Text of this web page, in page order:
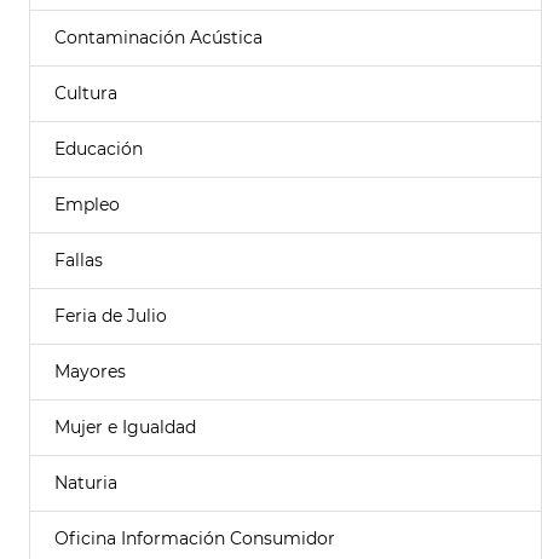
Contaminación Acústica
Cultura
Educación
Empleo
Fallas
Feria de Julio
Mayores
Mujer e Igualdad
Naturia
Oficina Información Consumidor